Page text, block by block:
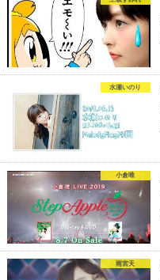
水瀬いのり
小倉唯
雨宮天